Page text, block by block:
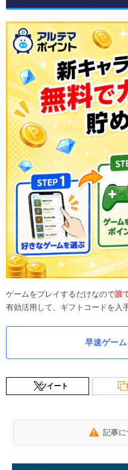
ゲームをプレイするだけなので誰
有効活用して、ギフトコードを入
早速ゲーム
ツイート
記事に